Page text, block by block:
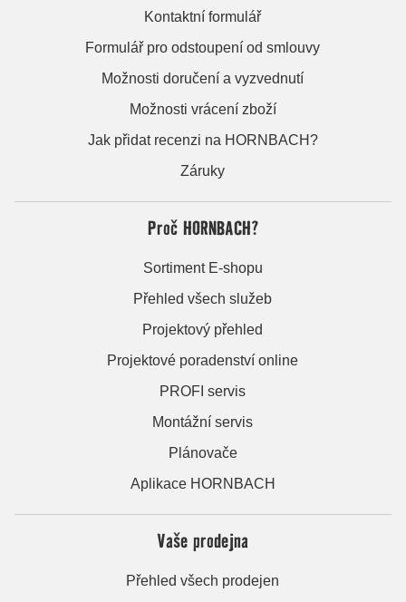
Kontaktní formulář
Formulář pro odstoupení od smlouvy
Možnosti doručení a vyzvednutí
Možnosti vrácení zboží
Jak přidat recenzi na HORNBACH?
Záruky
Proč HORNBACH?
Sortiment E-shopu
Přehled všech služeb
Projektový přehled
Projektové poradenství online
PROFI servis
Montážní servis
Plánovače
Aplikace HORNBACH
Vaše prodejna
Přehled všech prodejen